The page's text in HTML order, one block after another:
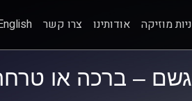
מוזיקה אודותינו צרו קשר
גשם – ברכה או